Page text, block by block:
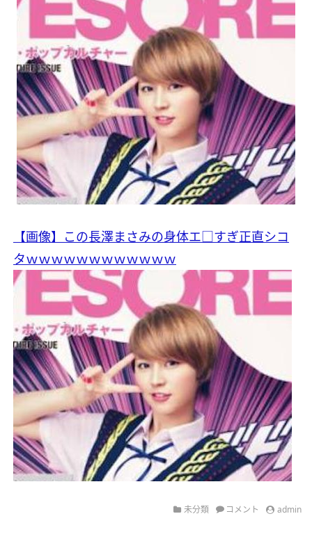
【画像】この長澤まさみの身体エ□すぎ正直シコ
タｗｗｗｗｗｗｗｗｗｗｗｗ
未分類 コメント admin